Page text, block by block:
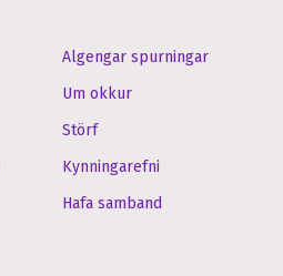
Algengar spurningar
Um okkur
Störf
Kynningarefni
Hafa samband